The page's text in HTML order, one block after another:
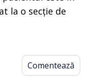
la o secție de
Comentează